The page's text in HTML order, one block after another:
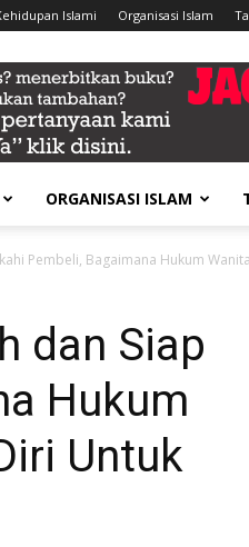
Islami Organisasi Islam
ORGANISASI ISLAM
Pembeli, Bagaimana Hukum
dan Siap
Hukum
Untuk